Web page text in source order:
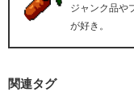
ジャンク品や
が好き。
関連タグ